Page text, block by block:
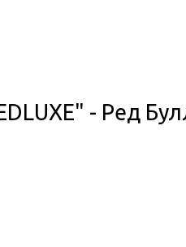
- Ред